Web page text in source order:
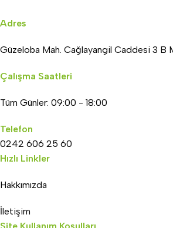
Adres
Güzeloba Mah. Cağlayangil Caddesi 3 B
Çalışma Saatleri
Tüm Günler: 09:00 - 18:00
Telefon
0242 606 25 60
Hızlı Linkler
Hakkımızda
İletişim
Site Kullanım Koşulları